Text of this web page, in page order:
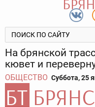
На брянской
кювет и
ОБЩЕСТВО Суббота, 25